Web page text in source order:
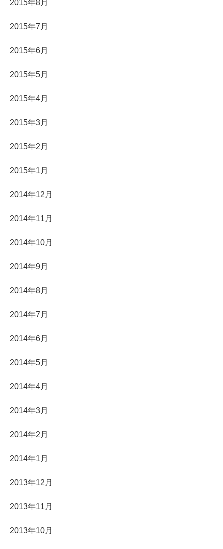
2015年8月
2015年7月
2015年6月
2015年5月
2015年4月
2015年3月
2015年2月
2015年1月
2014年12月
2014年11月
2014年10月
2014年9月
2014年8月
2014年7月
2014年6月
2014年5月
2014年4月
2014年3月
2014年2月
2014年1月
2013年12月
2013年11月
2013年10月